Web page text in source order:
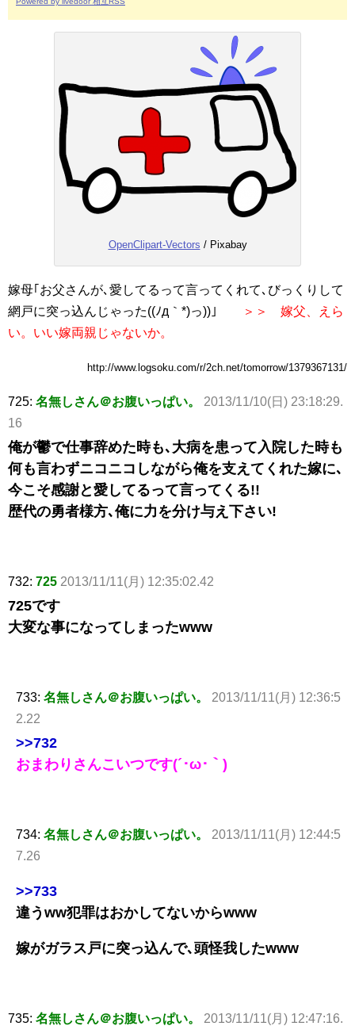
OpenClipart-Vectors / Pixabay
嫁母｢お父さんが､愛してるって言ってくれて､びっくりして
網戸に突っ込んじゃった((ﾉд｀*)っ))｣
＞＞ 嫁父、えら
い。いい嫁両親じゃないか。
http://www.logsoku.com/r/2ch.net/tomorrow/1379367131/
725: 名無しさん＠お腹いっぱい。
2013/11/10(日) 23:18:29.
16
俺が鬱で仕事辞めた時も､大病を患って入院した時も
何も言わずニコニコしながら俺を支えてくれた嫁に､
今こそ感謝と愛してるって言ってくる!!
歴代の勇者様方､俺に力を分け与え下さい!
732: 725 2013/11/11(月) 12:35:02.42
725です
大変な事になってしまったwww
733: 名無しさん＠お腹いっぱい。
2013/11/11(月) 12:36:5
2.22
>>732
おまわりさんこいつです(´･ω･｀)
734: 名無しさん＠お腹いっぱい。
2013/11/11(月) 12:44:5
7.26
>>733
違うww犯罪はおかしてないからwww
嫁がガラス戸に突っ込んで､頭怪我したwww
735: 名無しさん＠お腹いっぱい。
2013/11/11(月) 12:47:16.